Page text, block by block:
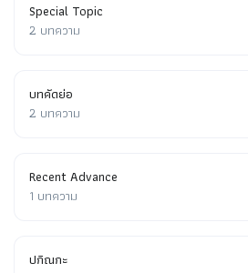
Special Topic
2 บทความ
บทคัดย่อ
2 บทความ
Recent Advance
1 บทความ
ปกิณกะ